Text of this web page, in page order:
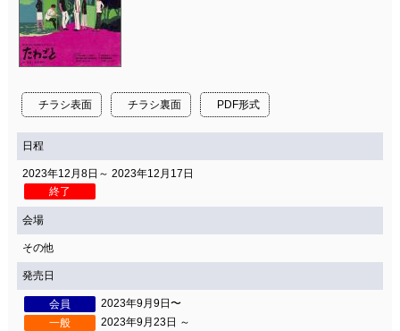
チラシ表面 チラシ裏面 PDF形式
日程
2023年12月8日～ 2023年12月17日
終了
会場
その他
発売日
会員
2023年9月9日〜
一般
2023年9月23日 ～